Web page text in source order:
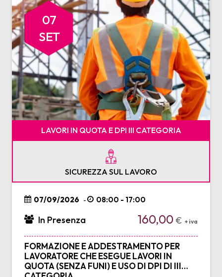
07
SET
LAVORI IN QUOTA E DPI III CATEGORIA
SICUREZZA SUL LAVORO
07/09/2026 - 08:00 - 17:00
160,00€ + iva
In Presenza
FORMAZIONE E ADDESTRAMENTO PER
LAVORATORE CHE ESEGUE LAVORI IN
QUOTA (SENZA FUNI) E USO DI DPI DI III